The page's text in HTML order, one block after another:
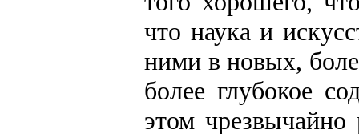
что наука и
ними в новых,
более глубокое
этом чрезвычайно